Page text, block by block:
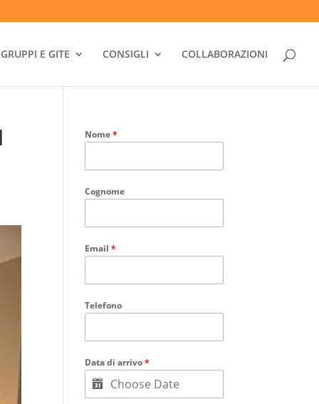
GRUPPI E GITE CONSIGLI COLLABORAZIONI
Nome*
Cognome
Email*
Telefono
Data di arrivo*